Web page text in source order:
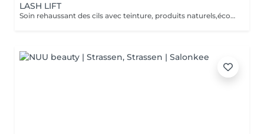
LASH LIFT
Soin rehaussant des cils avec teinture, produits naturels,écocertifiés, et sans ammoniaque. Durée 6-8 semaines, compatible avec la grossesse.